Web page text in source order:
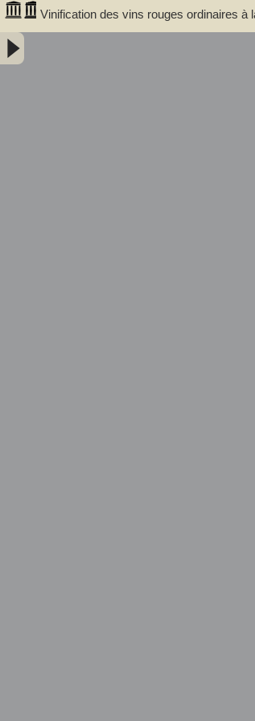
Vinification des vins rouges ordinaires
communale de Portet (Haute-Garonne)